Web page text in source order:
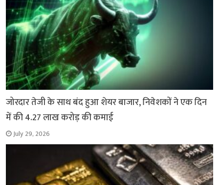
जोरदार तेजी के साथ बंद हुआ शेयर बाजार, निवेशकों ने एक दिन
में की 4.27 लाख करोड़ की कमाई
July 29, 2026